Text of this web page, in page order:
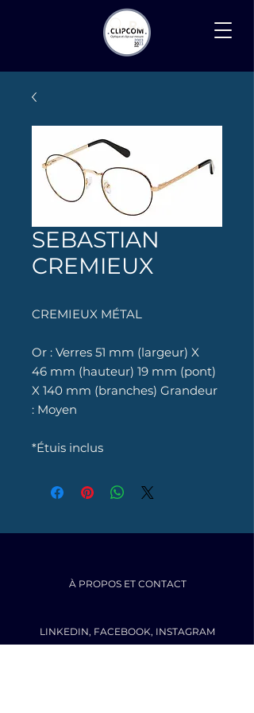
Recherche
SEBASTIAN
CREMIEUX
CREMIEUX MÉTAL
Or : Verres 51 mm (largeur) X
46 mm (hauteur) 19 mm (pont)
X 140 mm (branches) Grandeur
: Moyen
*Étuis inclus
À PROPOS ET CONTACT
LINKEDIN, FACEBOOK, INSTAGRAM